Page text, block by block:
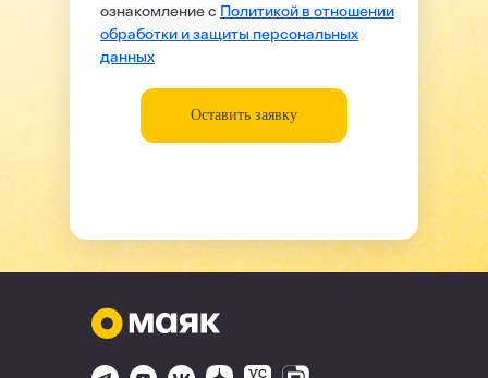
ознакомление с Политикой в отношении
обработки и защиты персональных
данных
Оставить заявку